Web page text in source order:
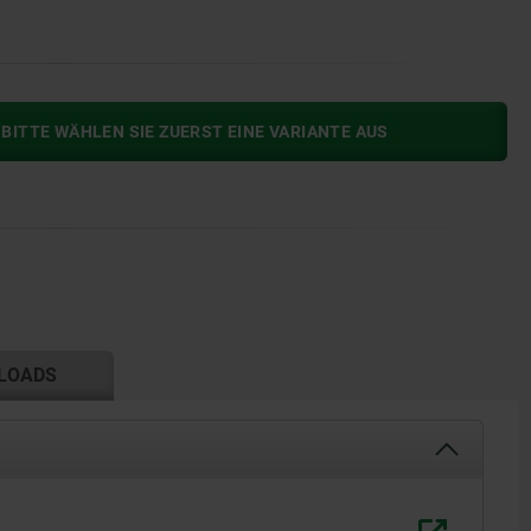
BITTE WÄHLEN SIE ZUERST EINE VARIANTE AUS